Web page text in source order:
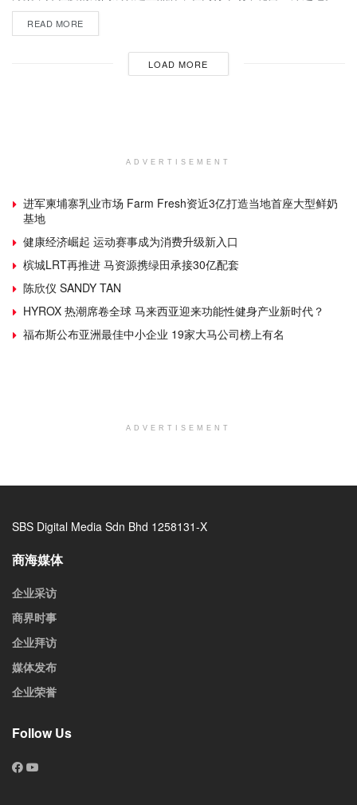
READ MORE
LOAD MORE
ADVERTISEMENT
进军柬埔寨乳业市场 Farm Fresh资近3亿打造当地首座大型鲜奶
基地
健康经济崛起 运动赛事成为消费升级新入口
槟城LRT再推进 马资源携绿田承接30亿配套
陈欣仪 SANDY TAN
HYROX 热潮席卷全球 马来西亚迎来功能性健身产业新时代？
福布斯公布亚洲最佳中小企业 19家大马公司榜上有名
ADVERTISEMENT
SBS Digital Media Sdn Bhd 1258131-X
商海媒体
企业采访
商界时事
企业拜访
媒体发布
企业荣誉
Follow Us